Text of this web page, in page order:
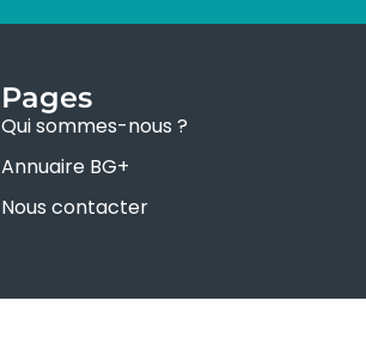
Pages
Qui sommes-nous ?
Annuaire BG+
Nous contacter